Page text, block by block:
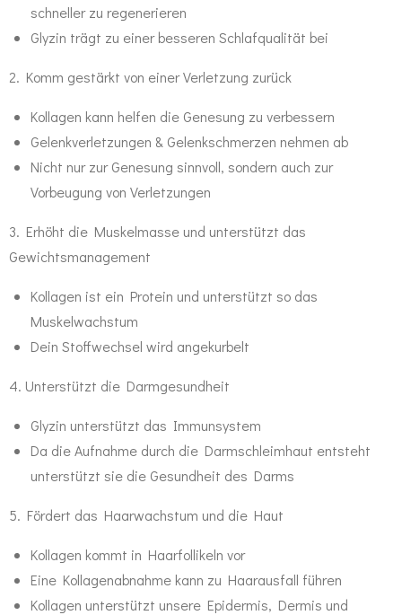
schneller zu regenerieren
Glyzin trägt zu einer besseren Schlafqualität bei
2. Komm gestärkt von einer Verletzung zurück
Kollagen kann helfen die Genesung zu verbessern
Gelenkverletzungen & Gelenkschmerzen nehmen ab
Nicht nur zur Genesung sinnvoll, sondern auch zur
Vorbeugung von Verletzungen
3. Erhöht die Muskelmasse und unterstützt das
Gewichtsmanagement
Kollagen ist ein Protein und unterstützt so das
Muskelwachstum
Dein Stoffwechsel wird angekurbelt
4. Unterstützt die Darmgesundheit
Glyzin unterstützt das Immunsystem
Da die Aufnahme durch die Darmschleimhaut entsteht
unterstützt sie die Gesundheit des Darms
5. Fördert das Haarwachstum und die Haut
Kollagen kommt in Haarfollikeln vor
Eine Kollagenabnahme kann zu Haarausfall führen
Kollagen unterstützt unsere Epidermis, Dermis und